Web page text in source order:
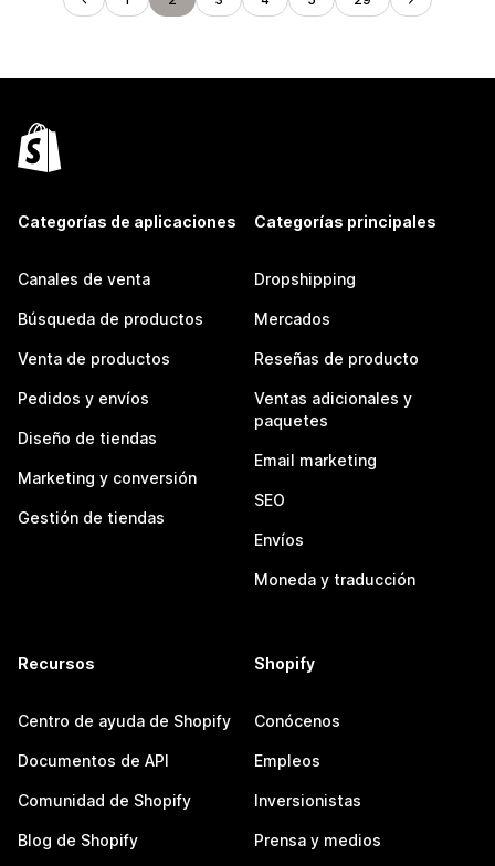
Categorías de aplicaciones
Canales de venta
Búsqueda de productos
Venta de productos
Pedidos y envíos
Diseño de tiendas
Marketing y conversión
Gestión de tiendas
Categorías principales
Dropshipping
Mercados
Reseñas de producto
Ventas adicionales y
paquetes
Email marketing
SEO
Envíos
Moneda y traducción
Recursos
Centro de ayuda de Shopify
Documentos de API
Comunidad de Shopify
Blog de Shopify
Shopify
Conócenos
Empleos
Inversionistas
Prensa y medios